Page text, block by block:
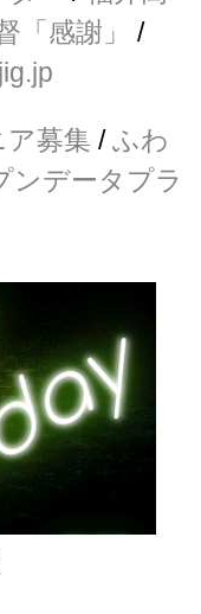
「感謝」
/
募集 /ふわ
ンデータプラ